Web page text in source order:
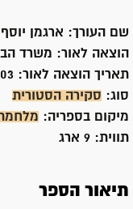
שם העורך: ארגמן יוסף
הוצאה לאור: משרד
תאריך הוצאה לאור:
סוג: סקירה הסטורית
מיקום בספריה:
תווית: 9 ארג
תיאור הספר